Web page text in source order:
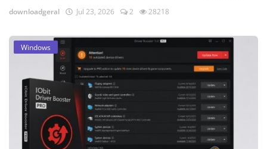
downloadgeral Jul 23, 2026 2 28218
Windows